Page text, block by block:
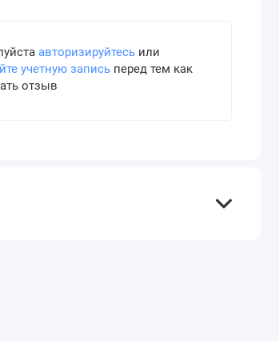
авторизируйтесьили
учетную записьперед тем как
отзыв